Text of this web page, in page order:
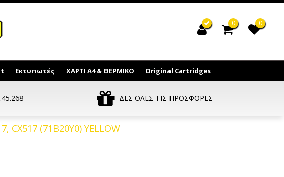
0 0
Εκτυπωτές ΧΑΡΤΙ Α4 & ΘΕΡΜΙΚΟ Original Cartridges
ΔΕΣ ΟΛΕΣ ΤΙΣ ΠΡΟΣΦΟΡΕΣ
CX517 (71B20Y0) YELLOW